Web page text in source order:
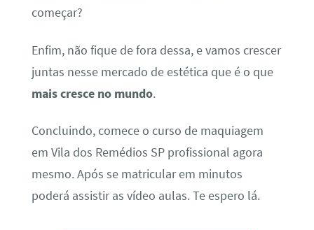
começar?
Enfim, não fique de fora dessa, e vamos crescer
juntas nesse mercado de estética que é o que
mais cresce no mundo.
Concluindo, comece o curso de maquiagem
em Vila dos Remédios SP profissional agora
mesmo. Após se matricular em minutos
poderá assistir as vídeo aulas. Te espero lá.